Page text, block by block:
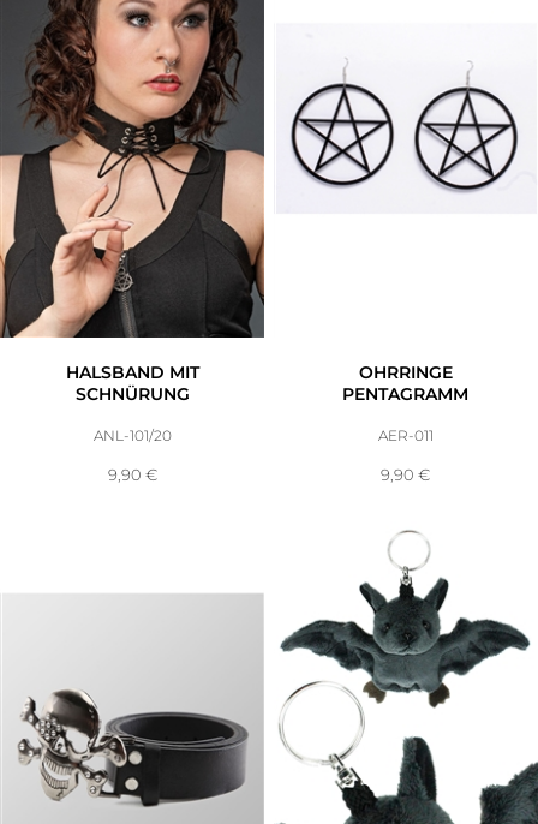
HALSBAND MIT
SCHNÜRUNG
ANL-101/20
9,90 €
OHRRINGE
PENTAGRAMM
AER-011
9,90 €